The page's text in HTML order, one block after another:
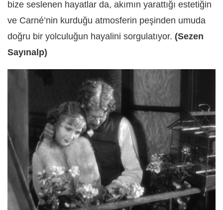
bize seslenen hayatlar da, akımın yarattığı estetiğin
ve Carné’nin kurduğu atmosferin peşinden umuda
doğru bir yolculuğun hayalini sorgulatıyor. (Sezen
Sayınalp)